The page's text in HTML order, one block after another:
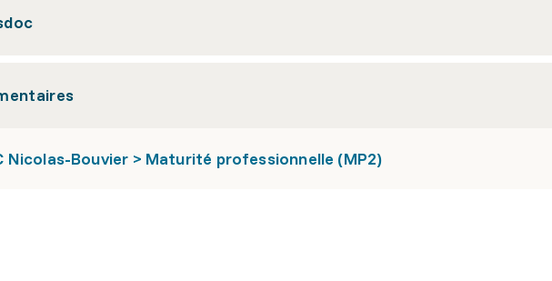
Nicolas-Bouvier > Maturité professionnelle (MP2)